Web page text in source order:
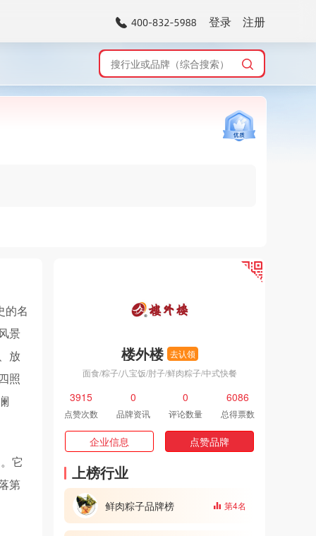
登录 注册
的名
景
放
照
它
第
楼外楼 去认领
面食/粽子/八宝饭/肘子/鲜肉粽子/中式快餐
3915
点赞次数
0
品牌资讯
0
评论数量
6086
总得票数
企业信息 点赞品牌
上榜行业
鲜肉粽子品牌榜 第4名